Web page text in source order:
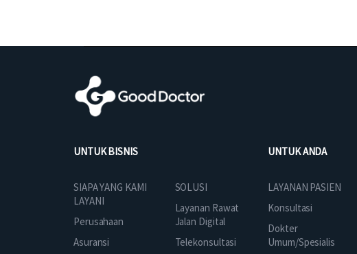
UNTUK BISNIS
SIAPA YANG KAMI
LAYANI
Perusahaan
Asuransi
SOLUSI
Layanan Rawat
Jalan Digital
Telekonsultasi
UNTUK ANDA
LAYANAN PASIEN
Konsultasi
Dokter
Umum/Spesialis